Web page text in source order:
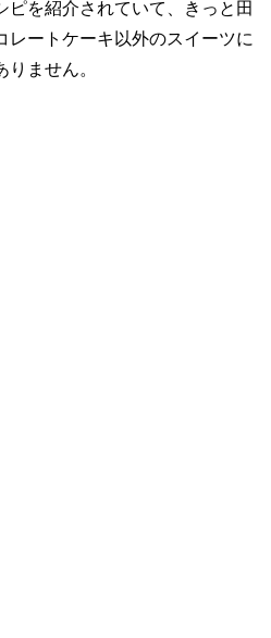
ピを紹介されていて、きっと田
レートケーキ以外のスイーツに
ません。